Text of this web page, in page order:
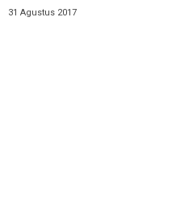
31 Agustus 2017